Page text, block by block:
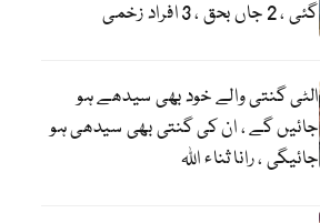
گئی ، 2 جاں بحق ، 3 افراد زخمی
الٹی گنتی والے خود بھی سیدھے ہو
جائیں گے ، ان کی گنتی بھی سیدھی ہو
جائیگی ، رانا ثناء اللہ